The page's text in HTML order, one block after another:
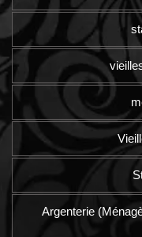
Argenterie